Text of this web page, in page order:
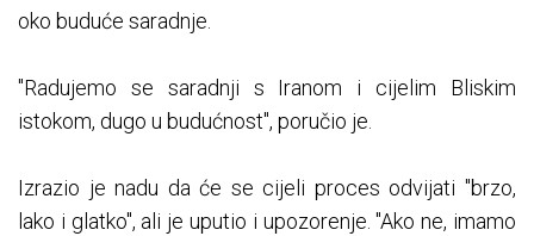
oko buduće saradnje.
"Radujemo se saradnji s Iranom i cijelim Bliskim
istokom, dugo u budućnost", poručio je.
Izrazio je nadu da će se cijeli proces odvijati "brzo,
lako i glatko", ali je uputio i upozorenje. "Ako ne, imamo